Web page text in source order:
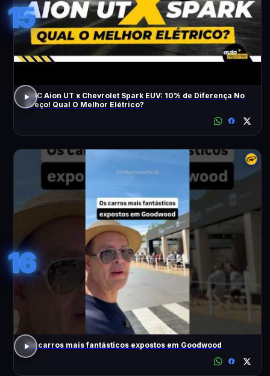
15
GAC Aion UT x Chevrolet Spark EUV: 10% de Diferença No
Preço! Qual O Melhor Elétrico?
16
Os carros mais fantásticos expostos em Goodwood